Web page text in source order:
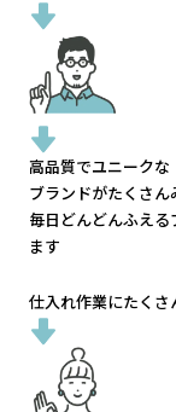
高品質でユニークな
ブランドがたくさん
毎日どんどんふえる
ます
仕入れ作業にたくさ